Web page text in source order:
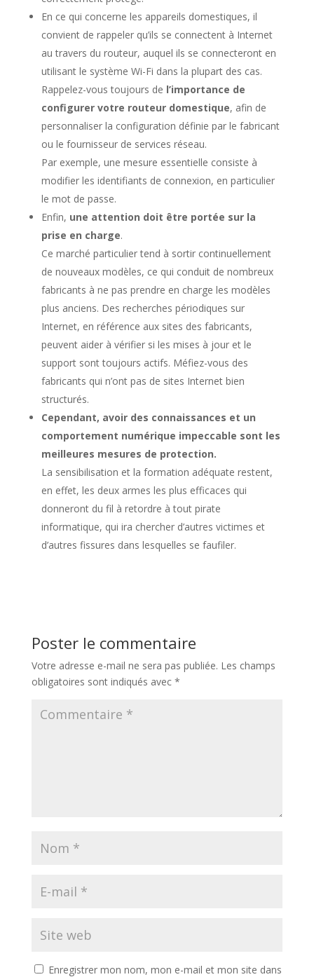
En ce qui concerne les appareils domestiques, il
convient de rappeler qu’ils se connectent à Internet
au travers du routeur, auquel ils se connecteront en
utilisant le système Wi-Fi dans la plupart des cas.
Rappelez-vous toujours de l’importance de
configurer votre routeur domestique, afin de
personnaliser la configuration définie par le fabricant
ou le fournisseur de services réseau.
Par exemple, une mesure essentielle consiste à
modifier les identifiants de connexion, en particulier
le mot de passe.
Enfin, une attention doit être portée sur la
prise en charge.
Ce marché particulier tend à sortir continuellement
de nouveaux modèles, ce qui conduit de nombreux
fabricants à ne pas prendre en charge les modèles
plus anciens. Des recherches périodiques sur
Internet, en référence aux sites des fabricants,
peuvent aider à vérifier si les mises à jour et le
support sont toujours actifs. Méfiez-vous des
fabricants qui n’ont pas de sites Internet bien
structurés.
Cependant, avoir des connaissances et un
comportement numérique impeccable sont les
meilleures mesures de protection.
La sensibilisation et la formation adéquate restent,
en effet, les deux armes les plus efficaces qui
donneront du fil à retordre à tout pirate
informatique, qui ira chercher d’autres victimes et
d’autres fissures dans lesquelles se faufiler.
Poster le commentaire
Votre adresse e-mail ne sera pas publiée. Les champs
obligatoires sont indiqués avec *
Enregistrer mon nom, mon e-mail et mon site dans